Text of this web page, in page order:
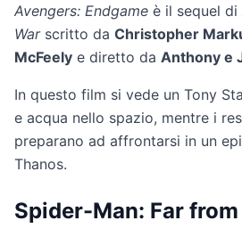
Avengers: Endgame è il sequel di
Warscritto da Christopher
McFeely e diretto da Anthony e
In questo film si vede un Tony
e acqua nello spazio, mentre i
preparano ad affrontarsi in un
Thanos.
Spider-Man: Far